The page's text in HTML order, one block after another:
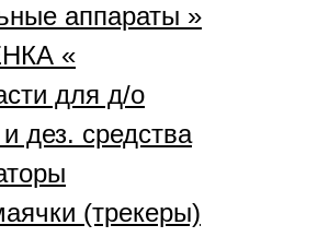
аппараты »
«
для д/о
дез. средства
(трекеры)